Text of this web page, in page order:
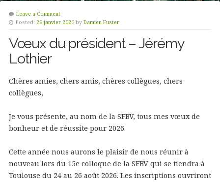
Leave a Comment
Posted: 29 janvier 2026 by Damien Fuster
Vœux du président – Jérémy
Lothier
Chères amies, chers amis, chères collègues, chers
collègues,
Je vous présente, au nom de la SFBV, tous mes vœux de
bonheur et de réussite pour 2026.
Cette année nous aurons le plaisir de nous réunir à
nouveau lors du 15e colloque de la SFBV qui se tiendra à
Toulouse du 24 au 26 août 2026. Les inscriptions ouvriront